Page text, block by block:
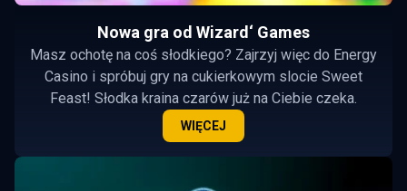
Nowa gra od Wizard‘ Games
Masz ochotę na coś słodkiego? Zajrzyj więc do Energy
Casino i spróbuj gry na cukierkowym slocie Sweet
Feast! Słodka kraina czarów już na Ciebie czeka.
WIĘCEJ